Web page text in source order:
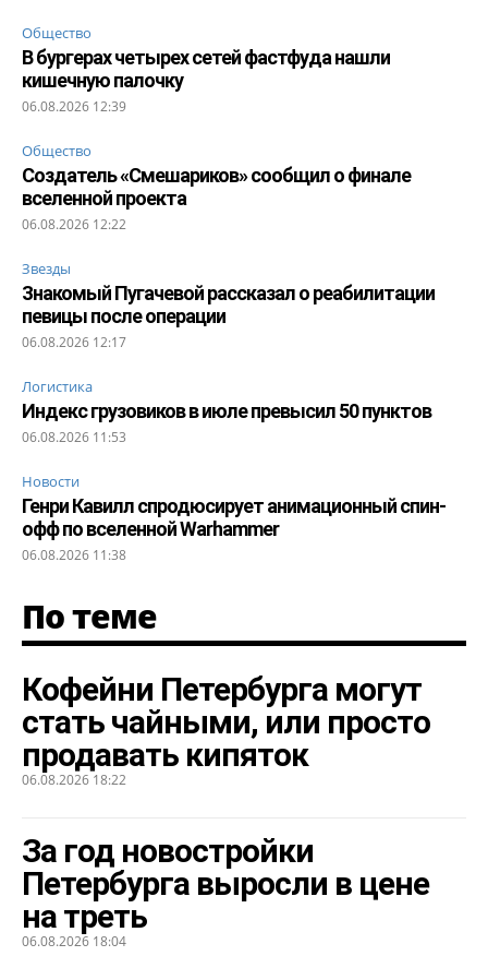
Общество
В бургерах четырех сетей фастфуда нашли
кишечную палочку
06.08.2026 12:39
Общество
Создатель «Смешариков» сообщил о финале
вселенной проекта
06.08.2026 12:22
Звезды
Знакомый Пугачевой рассказал о реабилитации
певицы после операции
06.08.2026 12:17
Логистика
Индекс грузовиков в июле превысил 50 пунктов
06.08.2026 11:53
Новости
Генри Кавилл спродюсирует анимационный спин-
офф по вселенной Warhammer
06.08.2026 11:38
По теме
Кофейни Петербурга могут
стать чайными, или просто
продавать кипяток
06.08.2026 18:22
За год новостройки
Петербурга выросли в цене
на треть
06.08.2026 18:04